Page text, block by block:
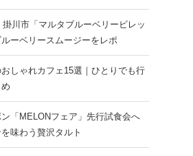
掛川市「マルタブルーベリービレッ
ーベリースムージーをレポ
しゃれカフェ15選｜ひとりでも行
ン「MELONフェア」先行試食会へ
味わう贅沢タルト